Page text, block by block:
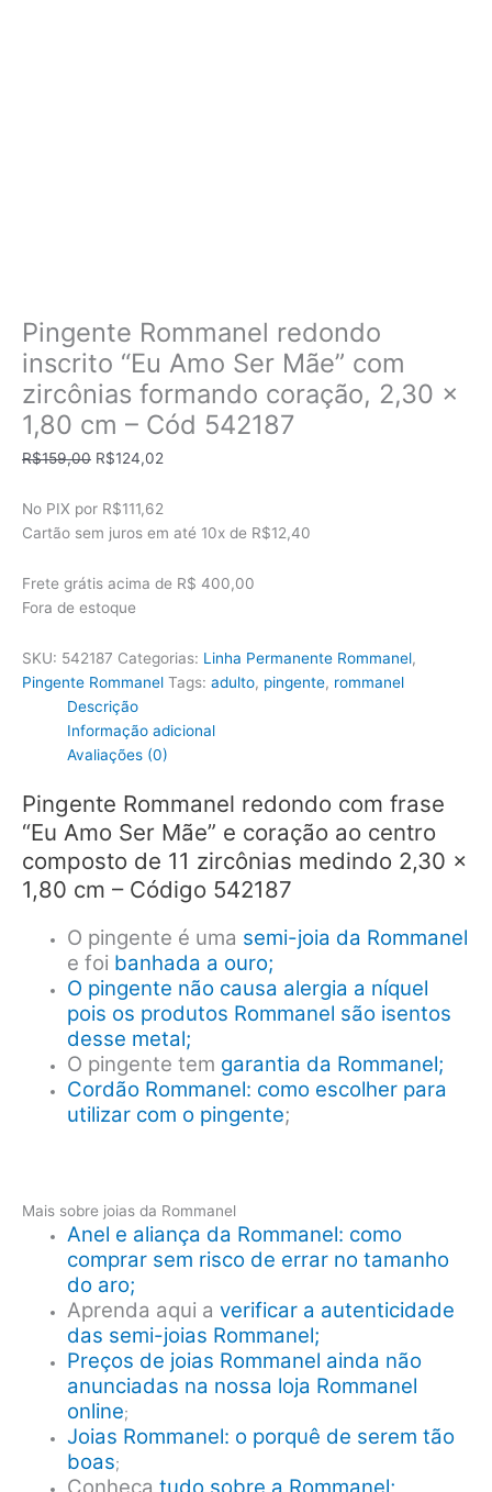
Pingente Rommanel redondo
inscrito “Eu Amo Ser Mãe” com
zircônias formando coração, 2,30 x
1,80 cm – Cód 542187
R$159,00 O
original
era:
R$124,02
é:
No PIX por R$111,62
Cartão sem juros em até 10x de R$12,40
Frete grátis acima de R$ 400,00
Fora de estoque
SKU: 542187 Categorias: Linha Permanente Rommanel,
Pingente Rommanel Tags: adulto, pingente, rommanel
Descrição
Informação adicional
Avaliações (0)
Pingente Rommanel redondo com frase
“Eu Amo Ser Mãe” e coração ao centro
composto de 11 zircônias medindo 2,30 x
1,80 cm – Código 542187
O pingente é uma semi-joia da Rommanel
e foi banhada a ouro;
O pingente não causa alergia a níquel
pois os produtos Rommanel são isentos
desse metal;
O pingente tem garantia da Rommanel;
Cordão Rommanel: como escolher para
utilizar com o pingente;
Mais sobre joias da Rommanel
Anel e aliança da Rommanel: como
comprar sem risco de errar no tamanho
do aro;
Aprenda aqui averificar a autenticidade
das semi-joias Rommanel;
Preços de joias Rommanel ainda não
anunciadas na nossa loja Rommanel
online;
Joias Rommanel: o porquê de serem tão
boas;